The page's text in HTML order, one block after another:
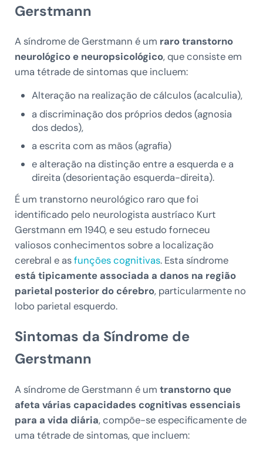
Gerstmann
A síndrome de Gerstmann é um raro transtorno
neurológico e neuropsicológico, que consiste em
uma tétrade de sintomas que incluem:
Alteração na realização de cálculos (acalculia),
a discriminação dos próprios dedos (agnosia
dos dedos),
a escrita com as mãos (agrafia)
e alteração na distinção entre a esquerda e a
direita (desorientação esquerda-direita).
É um transtorno neurológico raro que foi
identificado pelo neurologista austríaco Kurt
Gerstmann em 1940, e seu estudo forneceu
valiosos conhecimentos sobre a localização
cerebral e asfunções cognitivas. Esta síndrome
está tipicamente associada a danos na região
parietal posterior do cérebro, particularmente no
lobo parietal esquerdo.
Sintomas da Síndrome de
Gerstmann
A síndrome de Gerstmann é um transtorno que
afeta várias capacidades cognitivas essenciais
para a vida diária, compõe-se especificamente de
uma tétrade de sintomas, que incluem: